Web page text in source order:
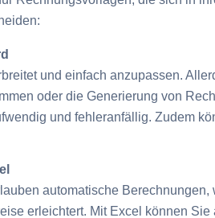
und einfach anzupassen.
oder die Generierung von
und fehleranfällig. Zudem
automatische Berechnungen,
erleichtert. Mit Excel können